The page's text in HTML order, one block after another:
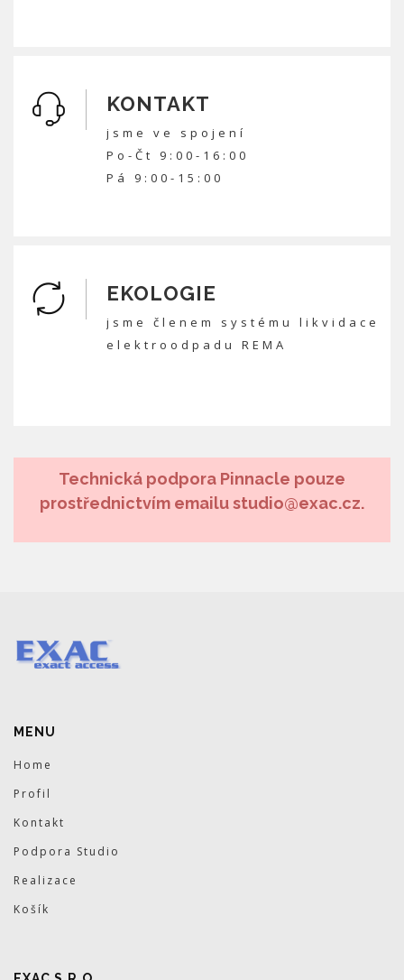
KONTAKT
jsme ve spojení
Po-Čt 9:00-16:00
Pá 9:00-15:00
EKOLOGIE
jsme členem systému likvidace
elektroodpadu REMA
Technická podpora Pinnacle pouze
prostřednictvím emailu studio@exac.cz.
MENU
Home
Profil
Kontakt
Podpora Studio
Realizace
Košík